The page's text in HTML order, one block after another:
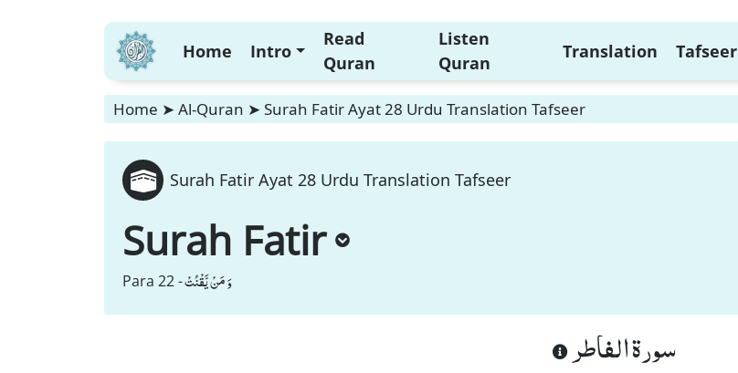
Home Intro
Read
Quran
Listen
Quran
Translation Tafseer
Home ➤ Al-Quran ➤ Surah Fatir Ayat 28 Urdu Translation Tafseer
Surah Fatir Ayat 28 Urdu Translation Tafseer
Surah Fatir
Para 22 -وَ مَنْ یَّقْنُتْ
سورة الفاطر